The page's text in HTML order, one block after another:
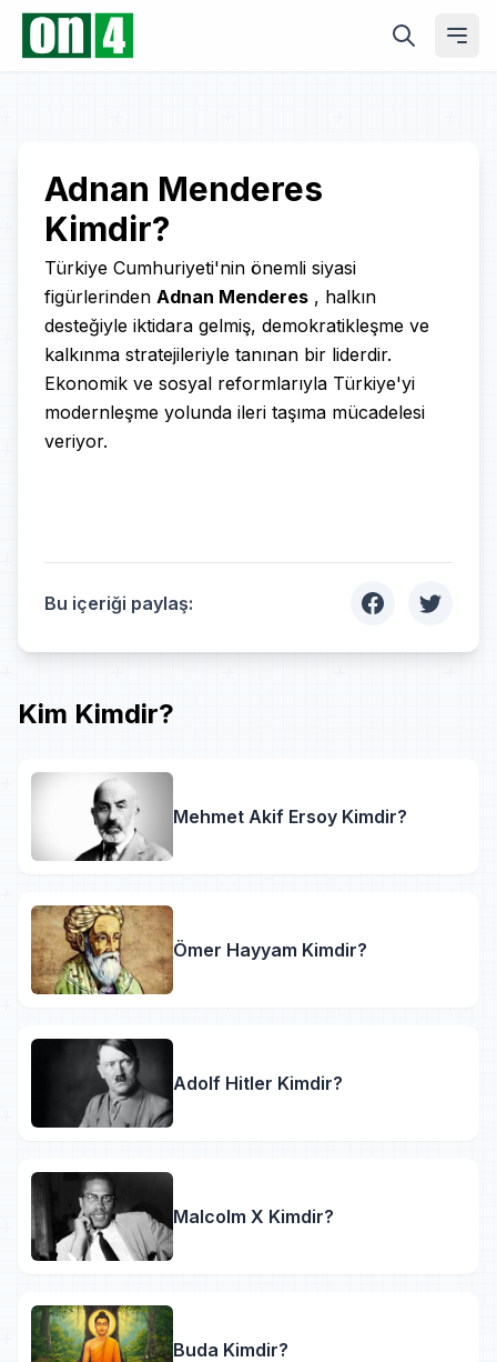
Play
Video
Adnan Menderes
Kimdir?
Türkiye Cumhuriyeti'nin önemli siyasi
figürlerinden Adnan Menderes , halkın
desteğiyle iktidara gelmiş, demokratikleşme ve
kalkınma stratejileriyle tanınan bir liderdir.
Ekonomik ve sosyal reformlarıyla Türkiye'yi
modernleşme yolunda ileri taşıma mücadelesi
veriyor.
Bu içeriği paylaş:
Kim Kimdir?
Mehmet Akif Ersoy Kimdir?
Ömer Hayyam Kimdir?
Adolf Hitler Kimdir?
Malcolm X Kimdir?
Buda Kimdir?